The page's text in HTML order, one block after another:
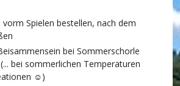
vorm Spielen bestellen, nach dem
bei Sommerschorle
bei sommerlichen Temperaturen
☺)